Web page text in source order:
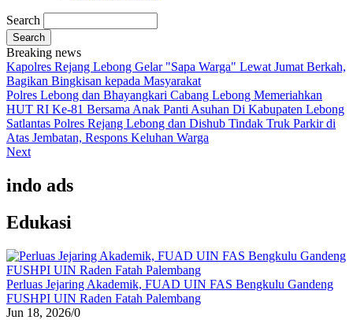
Search
Breaking news
Kapolres Rejang Lebong Gelar "Sapa Warga" Lewat Jumat Berkah,
Bagikan Bingkisan kepada Masyarakat
Polres Lebong dan Bhayangkari Cabang Lebong Memeriahkan
HUT RI Ke-81 Bersama Anak Panti Asuhan Di Kabupaten Lebong
Satlantas Polres Rejang Lebong dan Dishub Tindak Truk Parkir di
Atas Jembatan, Respons Keluhan Warga
Next
indo ads
Edukasi
Perluas Jejaring Akademik, FUAD UIN FAS Bengkulu Gandeng
FUSHPI UIN Raden Fatah Palembang
Jun 18, 2026/0